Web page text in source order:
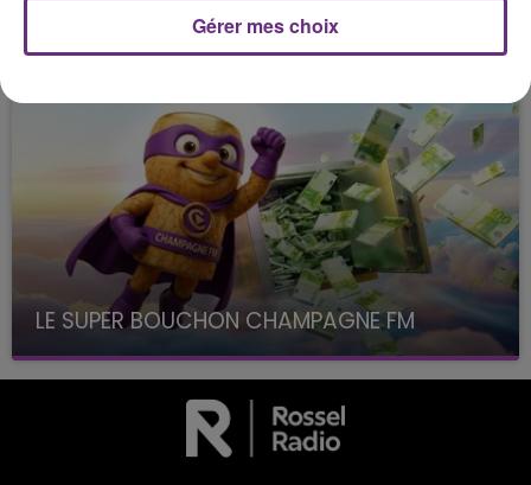
LE SUPER BOUCHON CHAMPAGNE FM
avec La Famille Champagne FM, à 8H10
Gérer mes choix